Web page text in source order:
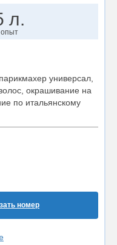
л.
опыт
универсал,
окрашивание на
по итальянскому
номер